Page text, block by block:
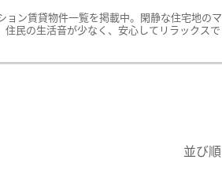
ン賃貸物件一覧を掲載中。閑静な住宅地
民の生活音が少なく、安心してリラックス
並び順